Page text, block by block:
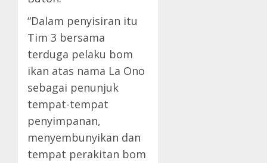
“Dalam penyisiran itu
Tim 3 bersama
terduga pelaku bom
ikan atas nama La Ono
sebagai penunjuk
tempat-tempat
penyimpanan,
menyembunyikan dan
tempat perakitan bom